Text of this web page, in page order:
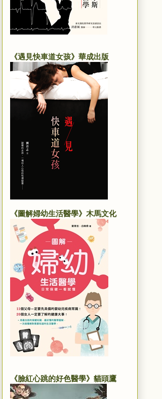
《遇見快車道女孩》華成出版
《圖解婦幼生活醫學》木馬文化
《臉紅心跳的好色醫學》貓頭鷹